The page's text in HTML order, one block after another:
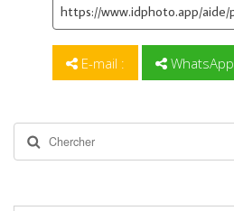
E-mail : WhatsApp
Rechercher